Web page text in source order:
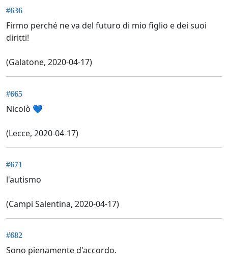
#636
Firmo perché ne va del futuro di mio figlio e dei suoi
diritti!
(Galatone, 2020-04-17)
#665
Nicolò 💙
(Lecce, 2020-04-17)
#671
l'autismo
(Campi Salentina, 2020-04-17)
#682
Sono pienamente d'accordo.